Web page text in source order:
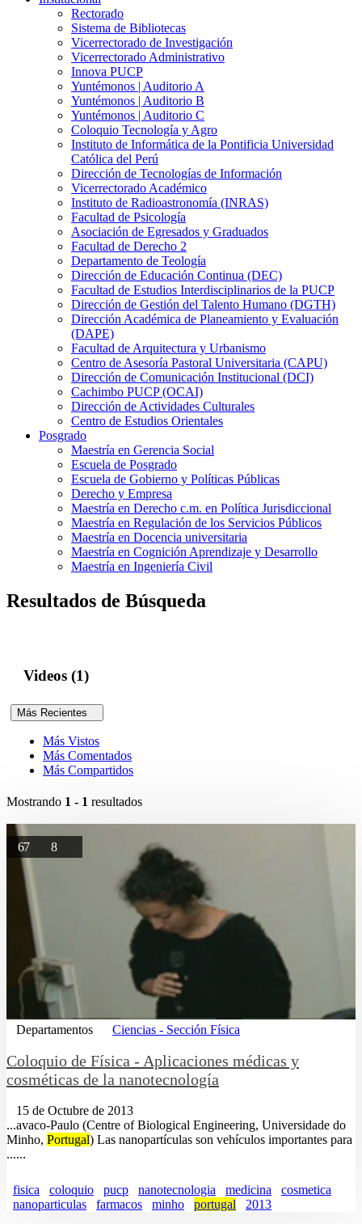
Rectorado
Sistema de Bibliotecas
Vicerrectorado de Investigación
Vicerrectorado Administrativo
Innova PUCP
Yuntémonos | Auditorio A
Yuntémonos | Auditorio B
Yuntémonos | Auditorio C
Coloquio Tecnología y Agro
Instituto de Informática de la Pontificia Universidad
Católica del Perú
Dirección de Tecnologías de Información
Vicerrectorado Académico
Instituto de Radioastronomía (INRAS)
Facultad de Psicología
Asociación de Egresados y Graduados
Facultad de Derecho 2
Departamento de Teología
Dirección de Educación Continua (DEC)
Facultad de Estudios Interdisciplinarios de la PUCP
Dirección de Gestión del Talento Humano (DGTH)
Dirección Académica de Planeamiento y Evaluación
(DAPE)
Facultad de Arquitectura y Urbanismo
Centro de Asesoría Pastoral Universitaria (CAPU)
Dirección de Comunicación Institucional (DCI)
Cachimbo PUCP (OCAI)
Dirección de Actividades Culturales
Centro de Estudios Orientales
Posgrado
Maestría en Gerencia Social
Escuela de Posgrado
Escuela de Gobierno y Políticas Públicas
Derecho y Empresa
Maestría en Derecho c.m. en Política Jurisdiccional
Maestría en Regulación de los Servicios Públicos
Maestría en Docencia universitaria
Maestría en Cognición Aprendizaje y Desarrollo
Maestría en Ingeniería Civil
Resultados de Búsqueda
Videos (1)
Más Recientes
Más Vistos
Más Comentados
Más Compartidos
Mostrando 1 - 1 resultados
67 8
Departamentos Ciencias - Sección Física
Coloquio de Física - Aplicaciones médicas y
cosméticas de la nanotecnología
15 de Octubre de 2013
...avaco-Paulo (Centre of Biological Engineering, Universidade do
Minho, Portugal) Las nanopartículas son vehículos importantes para
......
fisica coloquio pucp nanotecnologia medicina
cosmetica
nanoparticulas
farmacos minho portugal 2013